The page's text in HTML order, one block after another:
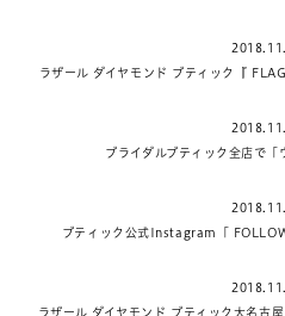
ラザール ダイヤモンド ブティック『
ブライダルブティック全店で「
ブティック公式Instagram「
ラザール ダイヤモンド ブティック大名古